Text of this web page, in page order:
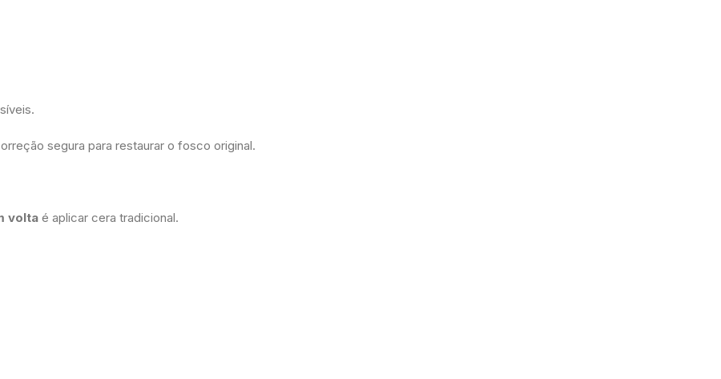
segura para restaurar o fosco original.
volta é aplicar cera tradicional.